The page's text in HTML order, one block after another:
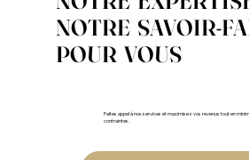
NOTRE SAVOIR-
POUR VOUS
Faites appel à nos services et maximisez vos revenus tout en
contraintes.